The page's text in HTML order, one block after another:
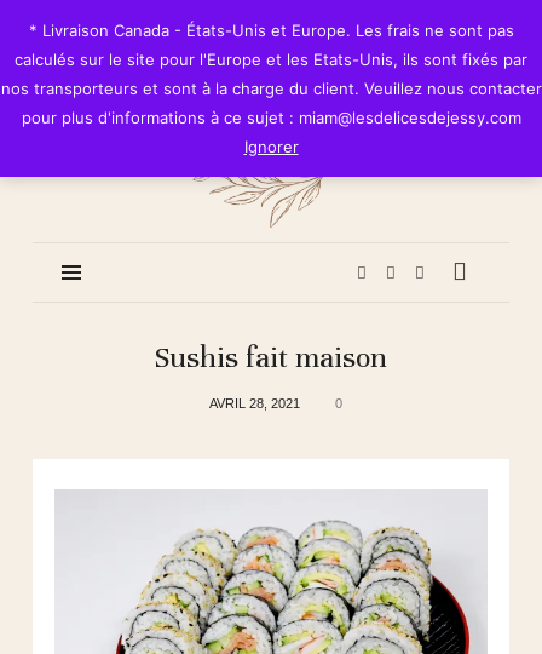
Les
Délices
de
Jessy
Sushis fait maison
AVRIL 28, 2021 0
* Livraison Canada - États-Unis et Europe. Les frais ne sont pas
calculés sur le site pour l'Europe et les Etats-Unis, ils sont fixés par
nos transporteurs et sont à la charge du client. Veuillez nous contacter
pour plus d'informations à ce sujet : miam@lesdelicesdejessy.com
Ignorer